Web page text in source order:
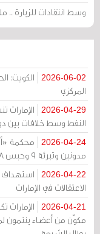
وسط انتقادات للزيارة
2026-06-02
الكويت:
المركزي
2026-04-29
النفط وسط خلافات بين
2026-04-24
مدونين وتبرئة 9 وحبس 18 متهماً بالتعاطف مع إيران
2026-04-22
استهداف
الاعتقالات في الإمارات
2026-04-21
الإمارات
مكوّن من أعضاء ينتمون